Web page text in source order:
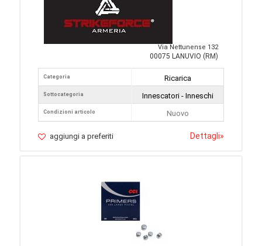
Via Nettunense 132
00075 LANUVIO (RM)
Categoria
Sottocategoria
Condizioni articolo
Ricarica
Innescatori - Inneschi
Nuovo
aggiungi a preferiti Dettagli»